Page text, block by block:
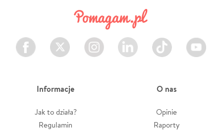
Facebook Twitter Instagram LinkedIn TikTok Youtube
Informacje
Jak to działa?
Regulamin
O nas
Opinie
Raporty